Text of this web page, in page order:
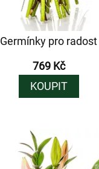
Germínky pro radost
769 Kč
KOUPIT